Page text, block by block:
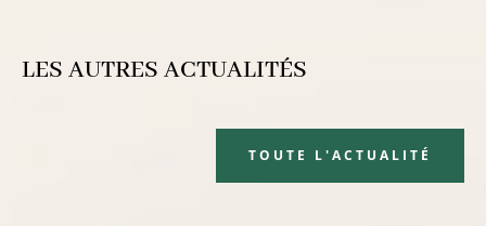
LES AUTRES ACTUALITÉS
TOUTE L'ACTUALITÉ